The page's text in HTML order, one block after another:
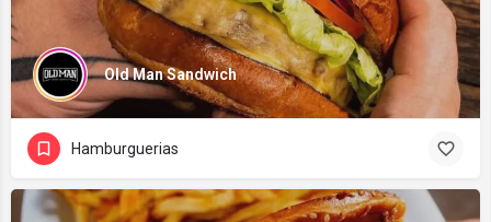
Old Man Sandwich
Hamburguerias